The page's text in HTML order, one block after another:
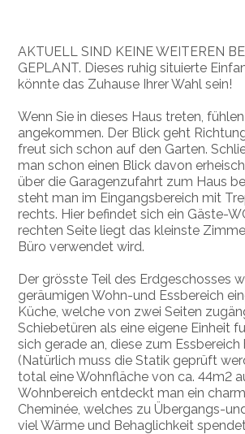
AKTUELL SIND KEINE WEITEREN
GEPLANT. Dieses ruhig situierte
könnte das Zuhause Ihrer Wahl sein!
Wenn Sie in dieses Haus treten,
angekommen. Der Blick geht
freut sich schon auf den Garten.
man schon einen Blick davon
über die Garagenzufahrt zum Haus
steht man im Eingangsbereich mit
rechts. Hier befindet sich ein Gäste-
rechten Seite liegt das kleinste
Büro verwendet wird.
Der grösste Teil des Erdgeschosses
geräumigen Wohn-und Essbereich
Küche, welche von zwei Seiten
Schiebetüren als eine eigene Einheit
sich gerade an, diese zum Essbereich
(Natürlich muss die Statik geprüft
total eine Wohnfläche von ca. 44m2
Wohnbereich entdeckt man ein
Cheminée, welches zu Übergangs-
viel Wärme und Behaglichkeit